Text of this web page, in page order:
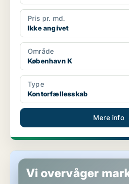
Pris pr. md.
Ikke angivet
Område
København K
Type
Kontorfællesskab
Mere info
Kontorfællesskab i København K
Vi overvåger